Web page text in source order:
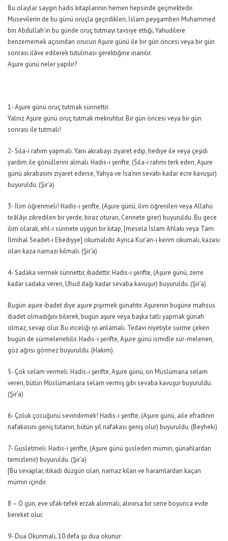
Bu olaylar saygın hadis kitaplarının hemen hepsinde geçmektedir.
Musevilerin de bu günü oruçla geçirdikleri, İslam peygamberi Muhammed
bin Abdullah’ın bu günde oruç tutmayı tavsiye ettiği, Yahudilere
benzememek açısından orucun Aşure günü ile bir gün öncesi veya bir gün
sonrası ilâve edilerek tutulması gerektiğine inanılır.
Aşure günü neler yapılır?
1- Aşure günü oruç tutmak sünnettir.
Yalnız Aşure günü oruç tutmak mekruhtur. Bir gün öncesi veya bir gün
sonrası ile tutmalı!
2- Sıla-i rahim yapmalı. Yani akrabayı ziyaret edip, hediye ile veya çeşidi
yardım ile gönüllerini almalı. Hadis-i şerifte, (Sıla-i rahmi terk eden, Aşure
günü akrabasını ziyaret ederse, Yahya ve İsa’nın sevabı kadar ecre kavuşur)
buyuruldu. (Şir’a)
3- İlim öğrenmeli! Hadis-i şerifte, (Aşure günü, ilim öğrenilen veya Allahü
teâlâyı zikredilen bir yerde, biraz oturan, Cennete girer) buyuruldu. Bu gece
ilim olarak, ehl-i sünnete uygun bir kitap, [mesela İslam Ahlakı veya Tam
İlmihal Seadet-i Ebediyye] okumalıdır. Ayrıca Kur’an-ı kerim okumalı, kazası
olan kaza namazı kılmalı. (Şir’a)
4- Sadaka vermek sünnettir, ibadettir. Hadis-i şerifte, (Aşure günü, zerre
kadar sadaka veren, Uhud dağı kadar sevaba kavuşur) buyuruldu. (Şir’a)
Bugün aşure ibadet diye aşure pişirmek günahtır. Aşurenin bugüne mahsus
ibadet olmadığını bilerek, bugün aşure veya başka tatlı yapmak günah
olmaz, sevap olur. Bu inceliği iyi anlamalı. Tedavi niyetiyle sürme çeken
bugün de sürmelenebilir. Hadis-i şerifte, Aşure günü ismidle sür-melenen,
göz ağrısı görmez buyuruldu. (Hakim)
5- Çok selam vermeli. Hadis-i şerifte, Aşure günü, on Müslümana selam
veren, bütün Müslümanlara selam vermiş gibi sevaba kavuşur buyuruldu.
(Şir’a)
6- Çoluk çocuğunu sevindirmek! Hadis-i şerifte, (Aşure günü, aile efradının
nafakasını geniş tutanın, bütün yıl nafakası geniş olur) buyuruldu. (Beyheki)
7- Gusletmeli. Hadis-i şerifte, (Aşure günü gusleden mümin, günahlardan
temizlenir) buyuruldu. (Şir’a)
[Bu sevaplar, itikadı düzgün olan, namaz kılan ve haramlardan kaçan
mümin içindir.
8 – O gün, eve ufak-tefek erzak alınmalı, alınırsa bir sene boyunca evde
bereket olur.
9- Dua Okunmalı, 10 defa şu dua okunur: